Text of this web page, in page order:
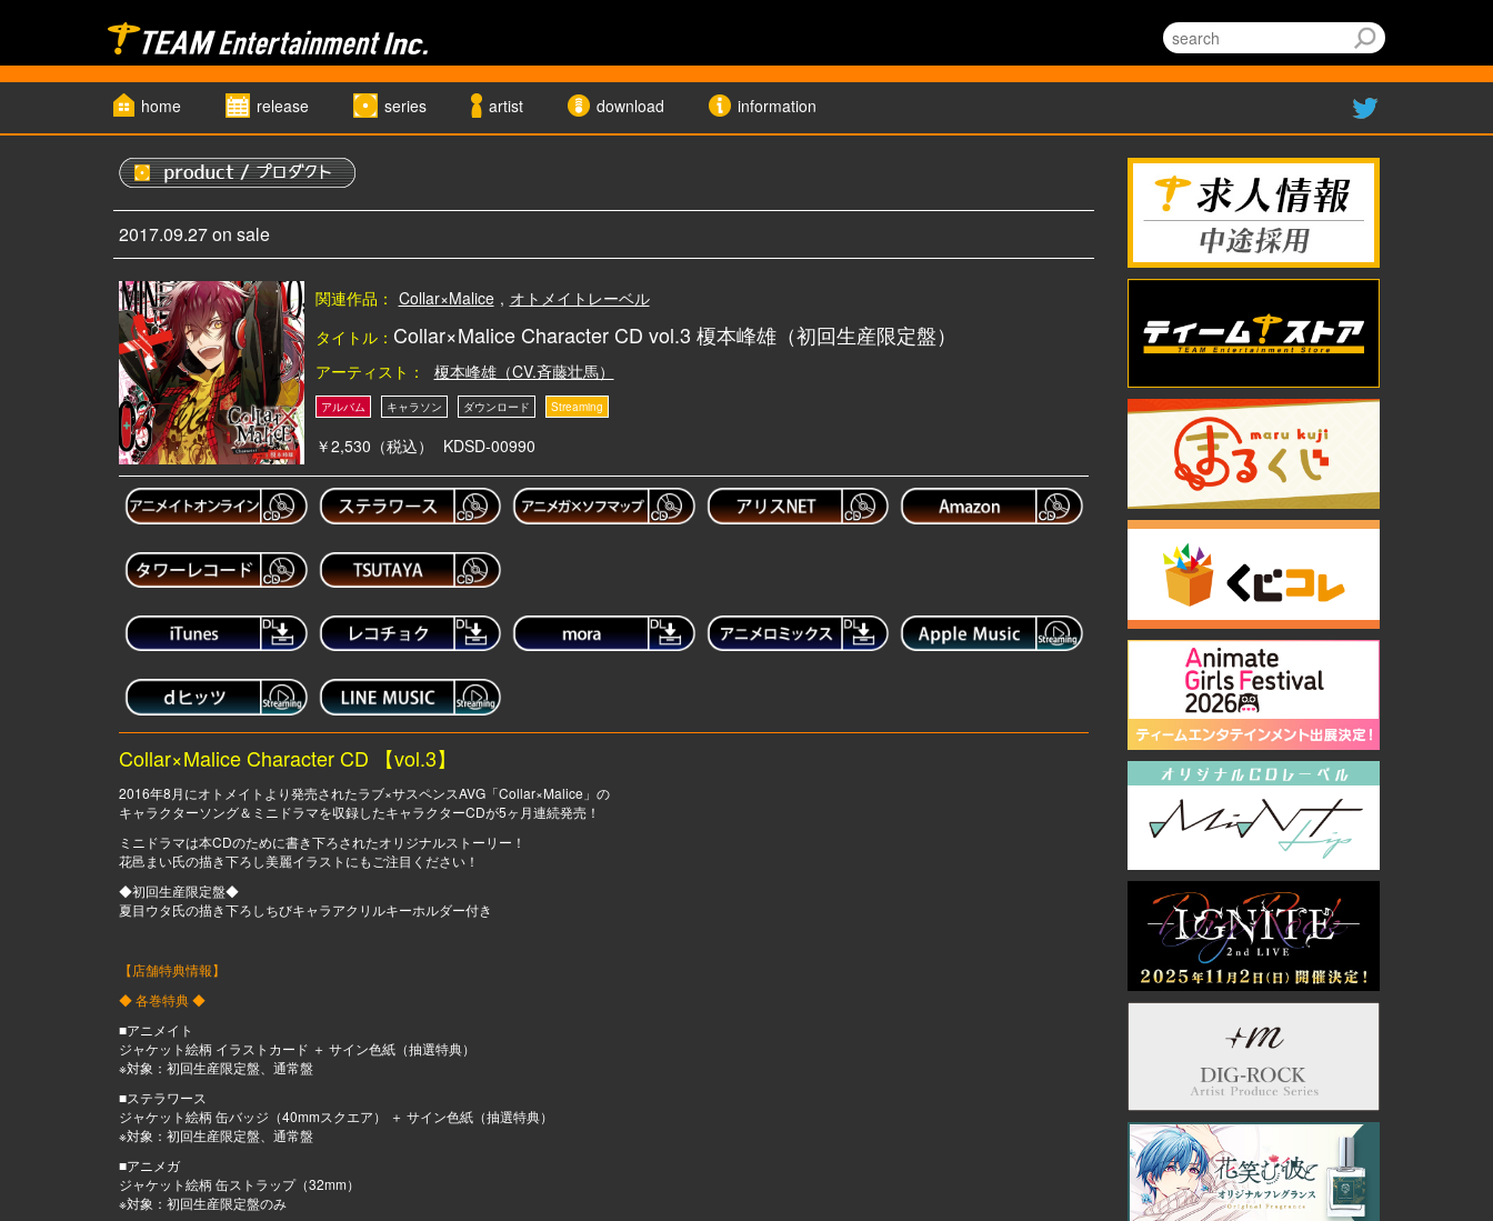
home release series artist download information
2017.09.27 on sale
関連作品： Collar×Malice , オトメイトレーベル
タイトル： Collar×Malice Character CD vol.3 榎本峰雄（初回生産限定盤）
アーティスト： 榎本峰雄（CV.斉藤壮馬）
￥2,530（税込） KDSD-00990
Collar×Malice Character CD 【vol.3】
2016年8月にオトメイトより発売されたラブ×サスペンスAVG「Collar×Malice」の
キャラクターソング＆ミニドラマを収録したキャラクターCDが5ヶ月連続発売！
ミニドラマは本CDのために書き下ろされたオリジナルストーリー！
花邑まい氏の描き下ろし美麗イラストにもご注目ください！
◆初回生産限定盤◆
夏目ウタ氏の描き下ろしちびキャラアクリルキーホルダー付き
【店舗特典情報】
◆ 各巻特典 ◆
■アニメイト
ジャケット絵柄 イラストカード ＋ サイン色紙（抽選特典）
※対象：初回生産限定盤、通常盤
■ステラワース
ジャケット絵柄 缶バッジ（40mmスクエア） ＋ サイン色紙（抽選特典）
※対象：初回生産限定盤、通常盤
■アニメガ
ジャケット絵柄 缶ストラップ（32mm）
※対象：初回生産限定盤のみ